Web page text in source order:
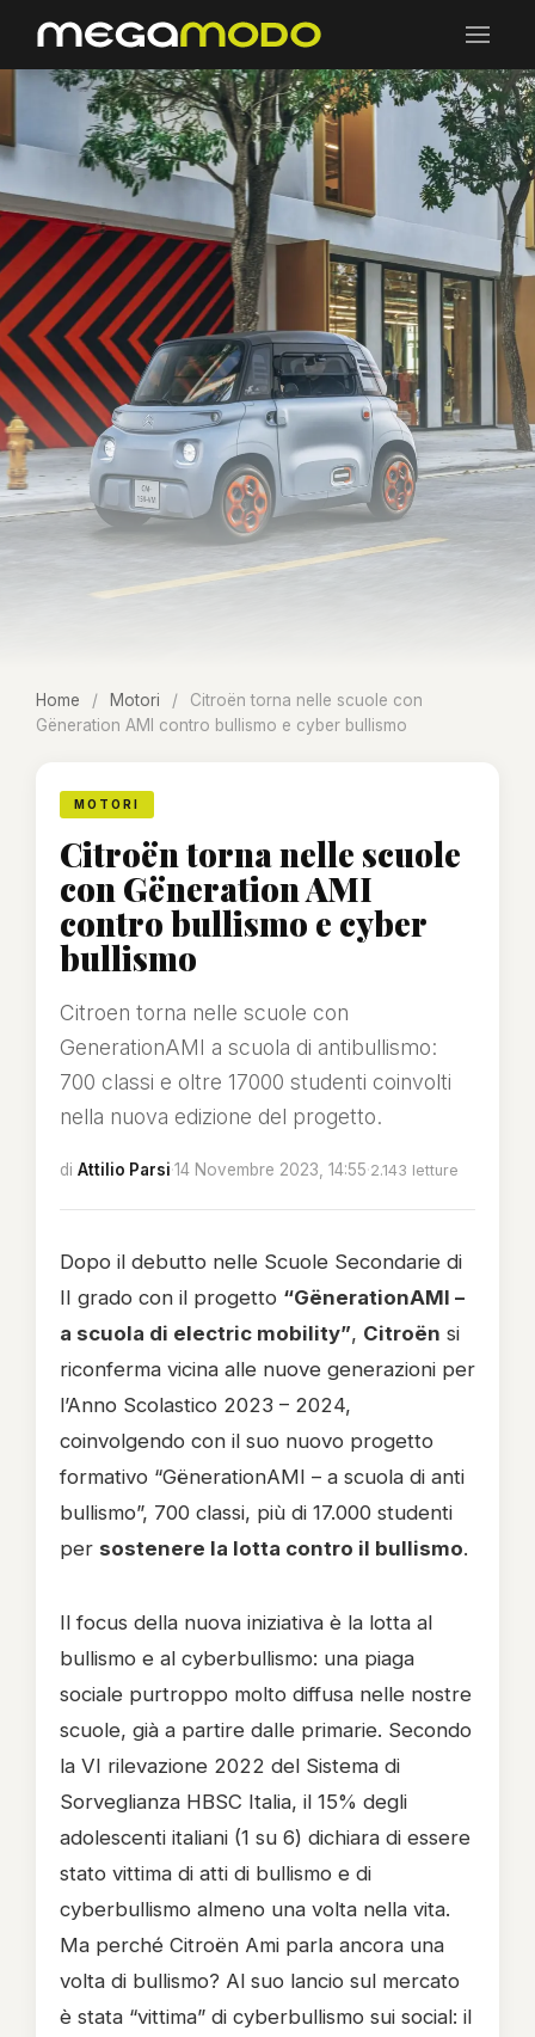
Home / Motori /
Citroën torna nelle scuole con
Gëneration AMI contro bullismo e cyber bullismo
MOTORI
Citroën torna nelle scuole
con Gëneration AMI
contro bullismo e cyber
bullismo
Citroen torna nelle scuole con
GenerationAMI a scuola di antibullismo:
700 classi e oltre 17000 studenti coinvolti
nella nuova edizione del progetto.
di Attilio Parsi·14 Novembre 2023, 14:55·2.143 letture
Dopo il debutto nelle Scuole Secondarie di
II grado con il progetto “GënerationAMI –
a scuola di electric mobility”, Citroën si
riconferma vicina alle nuove generazioni per
l’Anno Scolastico 2023 – 2024,
coinvolgendo con il suo nuovo progetto
formativo “GënerationAMI – a scuola di anti
bullismo”, 700 classi, più di 17.000 studenti
per sostenere la lotta contro il bullismo.
Il focus della nuova iniziativa è la lotta al
bullismo e al cyberbullismo: una piaga
sociale purtroppo molto diffusa nelle nostre
scuole, già a partire dalle primarie. Secondo
la VI rilevazione 2022 del Sistema di
Sorveglianza HBSC Italia, il 15% degli
adolescenti italiani (1 su 6) dichiara di essere
stato vittima di atti di bullismo e di
cyberbullismo almeno una volta nella vita.
Ma perché Citroën Ami parla ancora una
volta di bullismo? Al suo lancio sul mercato
è stata “vittima” di cyberbullismo sui social: il